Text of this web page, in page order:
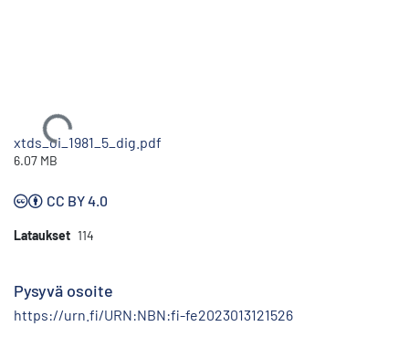
Ladataan...
xtds_oi_1981_5_dig.pdf
6.07 MB
CC BY 4.0
Lataukset 114
Pysyvä osoite
https://urn.fi/URN:NBN:fi-fe2023013121526